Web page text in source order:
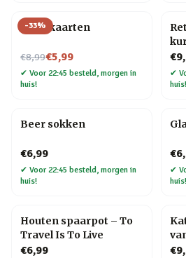
-33%
Tarotkaarten
€8,99
Nu voor€5,99
✔ Voor 22:45 besteld, morgen in
huis!
✔
huis!
Beer sokken
€6,99
✔ Voor 22:45 besteld, morgen in
huis!
✔
huis!
Houten spaarpot – To
Travel Is To Live
€6,99